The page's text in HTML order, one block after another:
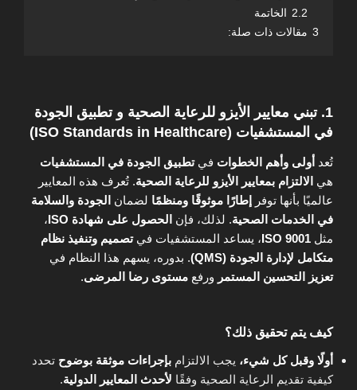
2.2 الخاتمة
3 مقالات ذات صلة:
1. تبني معايير الأيزو للرعاية الصحية و تطبيق الجودة
في المستشفيات (ISO Standards in Healthcare)
تُعد أولى وأهم الخطوات فيتطبيق الجودة في المستشفيات
هي الالتزام بمعايير الأيزو للرعاية الصحية. تُعرف هذه المعايير
عالميًا بأنها توفر
إطارًا موثوقًا ومنظمًا لضمان الجودة والسلامة
في الخدمات الصحية. لذلك، فإن الحصول على شهادة ISO
،
مثل ISO 9001، يساعد المستشفيات فيتصميم وتنفيذ نظام
متكامل لإدارة الجودة (QMS)
. بدوره، يسهم هذا النظام في
تعزيز التحسين المستمر ورفع مستوى رضا المرضى.
كيف يتم تحقيق ذلك؟
أولًا وقبل كل شيء، يجب الالتزام بإجراءات موثقة بوضوح تحدد
كيفية تقديم الرعاية الصحية وفقًا لأحدث المعايير الدولية.